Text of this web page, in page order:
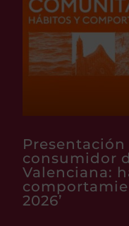
Presentación
consumidor
Valenciana:
2026’